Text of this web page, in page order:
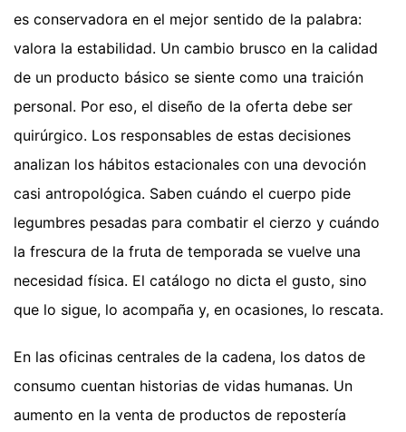
es conservadora en el mejor sentido de la palabra:
valora la estabilidad. Un cambio brusco en la calidad
de un producto básico se siente como una traición
personal. Por eso, el diseño de la oferta debe ser
quirúrgico. Los responsables de estas decisiones
analizan los hábitos estacionales con una devoción
casi antropológica. Saben cuándo el cuerpo pide
legumbres pesadas para combatir el cierzo y cuándo
la frescura de la fruta de temporada se vuelve una
necesidad física. El catálogo no dicta el gusto, sino
que lo sigue, lo acompaña y, en ocasiones, lo rescata.
En las oficinas centrales de la cadena, los datos de
consumo cuentan historias de vidas humanas. Un
aumento en la venta de productos de repostería